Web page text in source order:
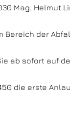
Mag. Helmut
Bereich der
ab sofort auf
die erste